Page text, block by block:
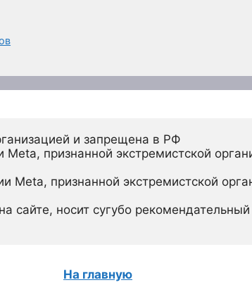
и запрещена в РФ
признанной экстремистской
Meta, признанной экстремистской
носит сугубо рекомендательный
На главную